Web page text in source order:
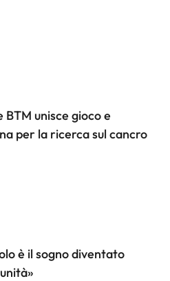
unisce gioco e
per la ricerca sul cancro
è il sogno diventato